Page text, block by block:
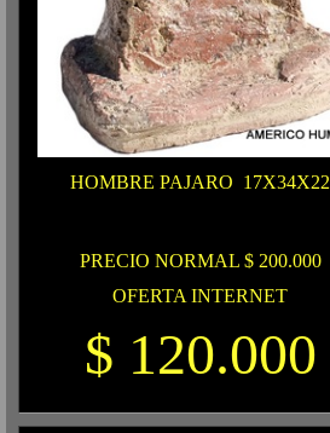
HOMBRE PAJARO 17X34X22
PRECIO NORMAL $ 200.000
OFERTA INTERNET
$ 120.000